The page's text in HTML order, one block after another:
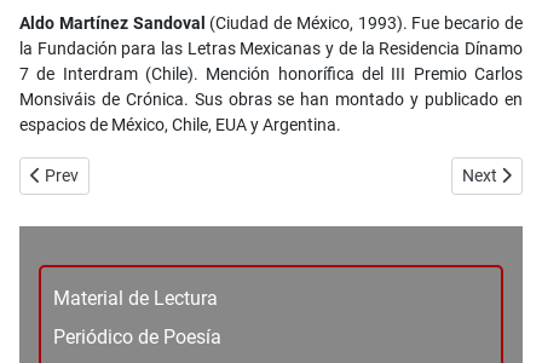
Material de Lectura
Periódico de Poesía
Aldo Martínez Sandoval (Ciudad de México, 1993). Fue becario de
la Fundación para las Letras Mexicanas y de la Residencia Dínamo
7 de Interdram (Chile). Mención honorífica del III Premio Carlos
Monsiváis de Crónica. Sus obras se han montado y publicado en
espacios de México, Chile, EUA y Argentina.
Previous article: No. 100_Poesía - La última vez que vi a mi mejor
Prev Next
Next